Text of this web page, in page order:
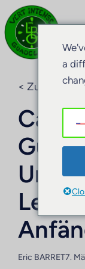
< Zurück
Eric BARRET7.
a